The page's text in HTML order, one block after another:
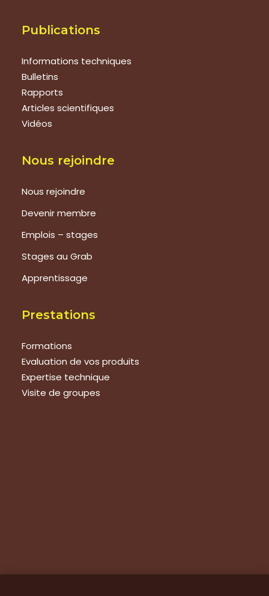
Publications
Informations techniques
Bulletins
Rapports
Articles scientifiques
Vidéos
Nous rejoindre
Nous rejoindre
Devenir membre
Emplois – stages
Stages au Grab
Apprentissage
Prestations
Formations
Evaluation de vos produits
Expertise technique
Visite de groupes